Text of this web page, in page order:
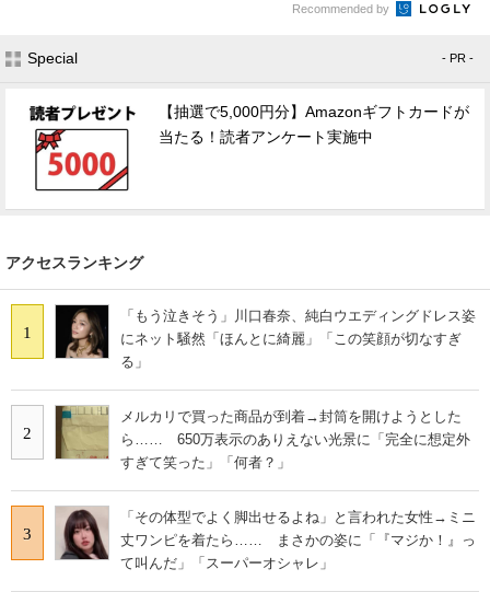
Recommended by
Special - PR -
【抽選で5,000円分】Amazonギフトカードが
当たる！読者アンケート実施中
アクセスランキング
1
「もう泣きそう」川口春奈、純白ウエディングドレス姿
にネット騒然「ほんとに綺麗」「この笑顔が切なすぎ
る」
2
メルカリで買った商品が到着→封筒を開けようとした
ら…… 650万表示のありえない光景に「完全に想定外
すぎて笑った」「何者？」
3
「その体型でよく脚出せるよね」と言われた女性→ミニ
丈ワンピを着たら…… まさかの姿に「『マジか！』っ
て叫んだ」「スーパーオシャレ」